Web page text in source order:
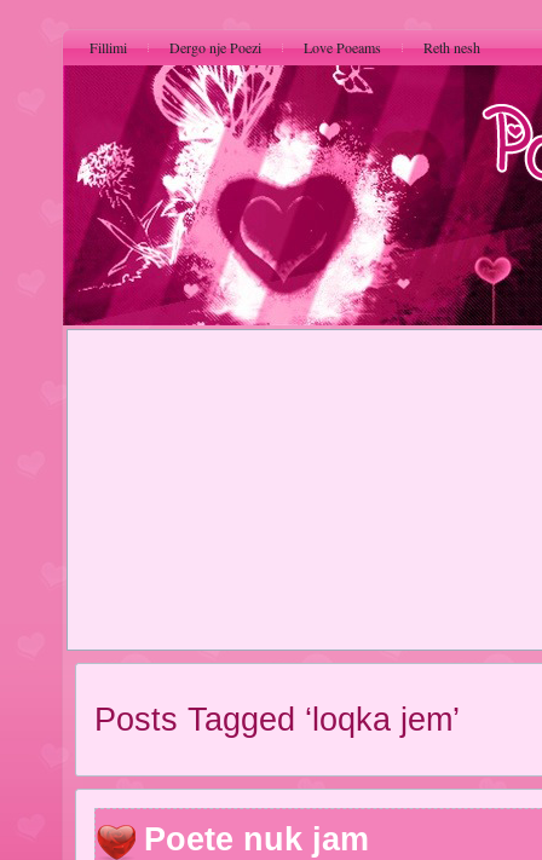
Fillimi Dergo nje Poezi Love Poeams Reth nesh
Posts Tagged ‘loqka jem’
Poete nuk jam